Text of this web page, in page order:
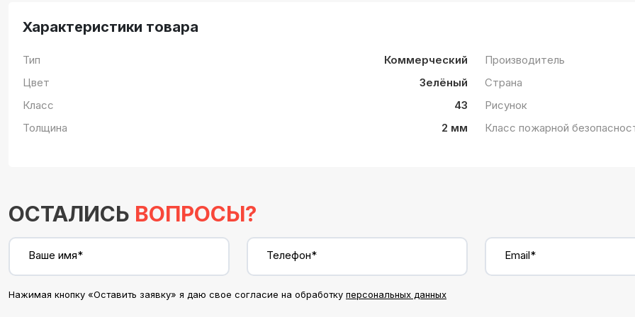
Характеристики товара
Тип
Коммерческий
Цвет
Зелёный
Класс
43
Толщина
2 мм
Производитель
Страна
Рисунок
Класс пожарной
ОСТАЛИСЬ ВОПРОСЫ?
Ваше имя* Телефон* Email*
Нажимая кнопку «Оставить заявку» я даю свое согласие на обработку персональных данных